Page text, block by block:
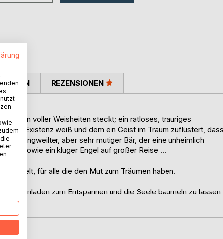
voller Weisheiten steckt; ein ratloses, trauriges
Existenz weiß und dem ein Geist im Traum zuflüstert, dass
gelangweilter, aber sehr mutiger Bär, der eine unheimlich
sowie ein kluger Engel auf großer Reise ...
für alle die den Mut zum Träumen haben.
die einladen zum Entspannen und die Seele baumeln zu lassen
REZENSIONEN